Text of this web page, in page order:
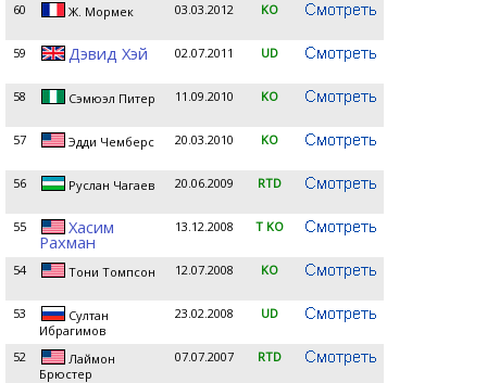
60 Ж. Мормек 03.03.2012 KO
59 Дэвид Хэй 02.07.2011 UD
58 Сэмюэл Питер 11.09.2010 KO
57 Эдди Чемберс 20.03.2010 KO
56 Руслан Чагаев 20.06.2009 RTD
55 Хасим
Рахман
13.12.2008 T KO
54 Тони Томпсон 12.07.2008 KO
53
Султан
Ибрагимов
23.02.2008 UD
52
Лаймон
Брюстер
07.07.2007 RTD